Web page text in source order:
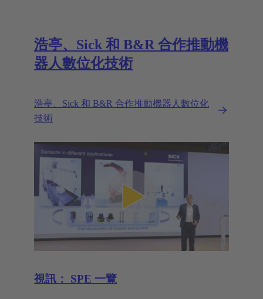
浩亭、Sick 和 B&R 合作推動機
器人數位化技術
浩亭、Sick 和 B&R 合作推動機器人數位化
技術
視訊： SPE 一覽